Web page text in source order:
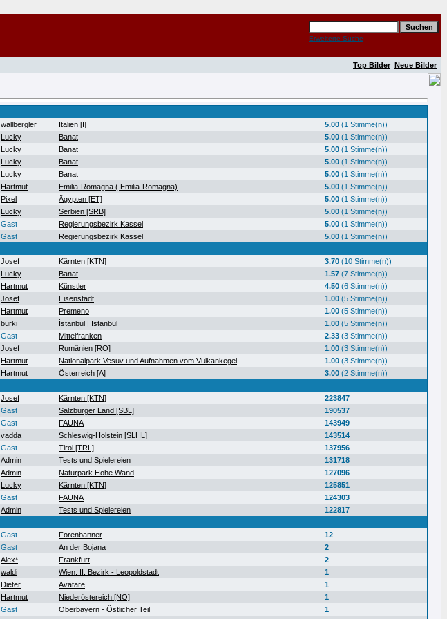
Erweiterte Suche
Top Bilder Neue Bilder
wallbergler Italien [I] 5.00 (1 Stimme(n))
Lucky Banat 5.00 (1 Stimme(n))
Lucky Banat 5.00 (1 Stimme(n))
Lucky Banat 5.00 (1 Stimme(n))
Lucky Banat 5.00 (1 Stimme(n))
Hartmut Emilia-Romagna ( Emilia-Romagna) 5.00 (1 Stimme(n))
Pixel Ägypten [ET] 5.00 (1 Stimme(n))
Lucky Serbien [SRB] 5.00 (1 Stimme(n))
Gast Regierungsbezirk Kassel 5.00 (1 Stimme(n))
Gast Regierungsbezirk Kassel 5.00 (1 Stimme(n))
Josef Kärnten [KTN] 3.70 (10 Stimme(n))
Lucky Banat 1.57 (7 Stimme(n))
Hartmut Künstler 4.50 (6 Stimme(n))
Josef Eisenstadt 1.00 (5 Stimme(n))
Hartmut Premeno 1.00 (5 Stimme(n))
burki İstanbul | Istanbul 1.00 (5 Stimme(n))
Gast Mittelfranken 2.33 (3 Stimme(n))
Josef Rumänien [RO] 1.00 (3 Stimme(n))
Hartmut Nationalpark Vesuv und Aufnahmen vom Vulkankegel 1.00 (3 Stimme(n))
Hartmut Österreich [A] 3.00 (2 Stimme(n))
Josef Kärnten [KTN]
223847
Gast Salzburger Land [SBL]
190537
Gast FAUNA
143949
vadda Schleswig-Holstein [SLHL]
143514
Gast Tirol [TRL]
137956
Admin Tests und Spielereien
131718
Admin Naturpark Hohe Wand
127096
Lucky Kärnten [KTN]
125851
Gast FAUNA
124303
Admin Tests und Spielereien
122817
Gast Forenbanner
12
Gast An der Bojana
2
Alex* Frankfurt
2
waldi Wien: II. Bezirk - Leopoldstadt
1
Dieter Avatare
1
Hartmut Niederöstereich [NÖ]
1
Gast Oberbayern - Östlicher Teil
1